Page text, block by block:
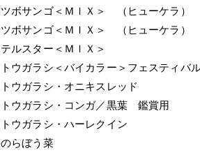
ツボサンゴ＜ＭＩＸ＞ （ヒューケラ）
ツボサンゴ＜ＭＩＸ＞ （ヒューケラ）
テルスター＜ＭＩＸ＞
トウガラシ＜バイカラー＞フェスティバ
トウガラシ・オニキスレッド
トウガラシ・コンガ／黒葉 鑑賞用
トウガラシ・ハーレクイン
のらぼう菜